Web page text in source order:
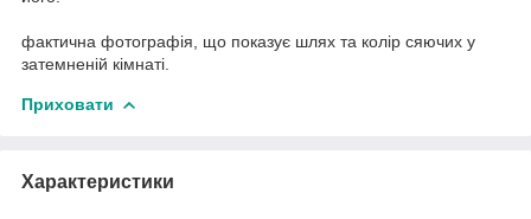
фактична фотографія, що показує шлях та колір сяючих у
затемненій кімнаті.
Приховати
Характеристики